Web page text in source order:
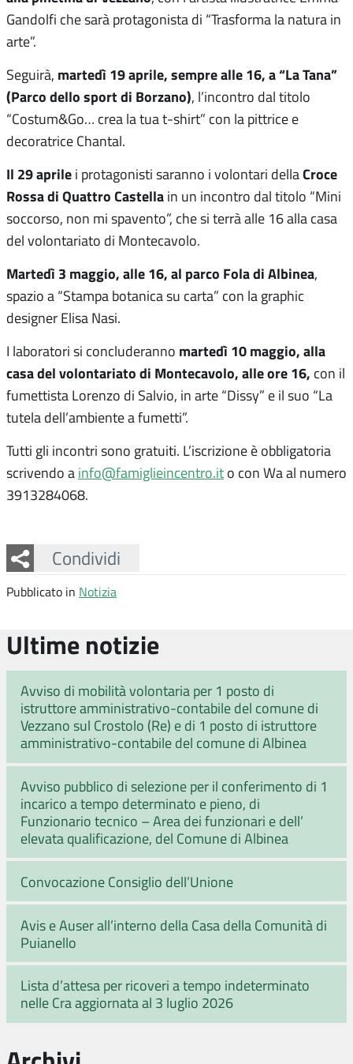
Gandolfi che sarà protagonista di “Trasforma la natura in
arte”.
Seguirà, martedì 19 aprile, sempre alle 16, a “La Tana”
(Parco dello sport di Borzano), l’incontro dal titolo
“Costum&Go… crea la tua t-shirt” con la pittrice e
decoratrice Chantal.
Il 29 aprile i protagonisti saranno i volontari della Croce
Rossa di Quattro Castella in un incontro dal titolo “Mini
soccorso, non mi spavento”, che si terrà alle 16 alla casa
del volontariato di Montecavolo.
Martedì 3 maggio, alle 16, al parco Fola di Albinea,
spazio a “Stampa botanica su carta” con la graphic
designer Elisa Nasi.
I laboratori si concluderanno martedì 10 maggio, alla
casa del volontariato di Montecavolo, alle ore 16, con il
fumettista Lorenzo di Salvio, in arte “Dissy” e il suo “La
tutela dell’ambiente a fumetti”.
Tutti gli incontri sono gratuiti. L’iscrizione è obbligatoria
scrivendo a info@famiglieincentro.it o con Wa al numero
3913284068.
Condividi
Facebook
Twitter
Whatsapp
Pubblicato in Notizia
Ultime notizie
Avviso di mobilità volontaria per 1 posto di
istruttore amministrativo-contabile del comune di
Vezzano sul Crostolo (Re) e di 1 posto di istruttore
amministrativo-contabile del comune di Albinea
Avviso pubblico di selezione per il conferimento di 1
incarico a tempo determinato e pieno, di
Funzionario tecnico – Area dei funzionari e dell’
elevata qualificazione, del Comune di Albinea
Convocazione Consiglio dell’Unione
Avis e Auser all’interno della Casa della Comunità di
Puianello
Lista d’attesa per ricoveri a tempo indeterminato
nelle Cra aggiornata al 3 luglio 2026